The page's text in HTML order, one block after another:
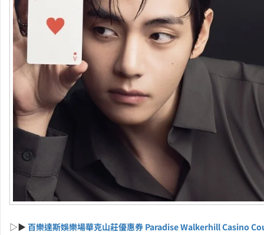
▷▶ 百樂達斯娛樂場華克山莊優惠券 Paradise Walkerhill Casino